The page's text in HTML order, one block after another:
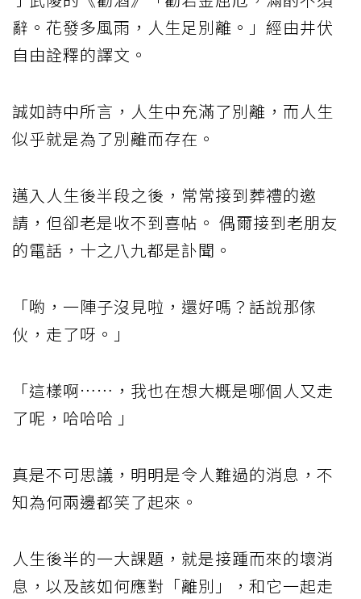
辭。花發多風雨，人生足別離。」經由井伏
自由詮釋的譯文。
誠如詩中所言，人生中充滿了別離，而人生
似乎就是為了別離而存在。
邁入人生後半段之後，常常接到葬禮的邀
請，但卻老是收不到喜帖。 偶爾接到老朋友
的電話，十之八九都是訃聞。
「喲，一陣子沒見啦，還好嗎？話說那傢
伙，走了呀。」
「這樣啊……，我也在想大概是哪個人又走
了呢，哈哈哈 」
真是不可思議，明明是令人難過的消息，不
知為何兩邊都笑了起來。
人生後半的一大課題，就是接踵而來的壞消
息，以及該如何應對「離別」，和它一起走